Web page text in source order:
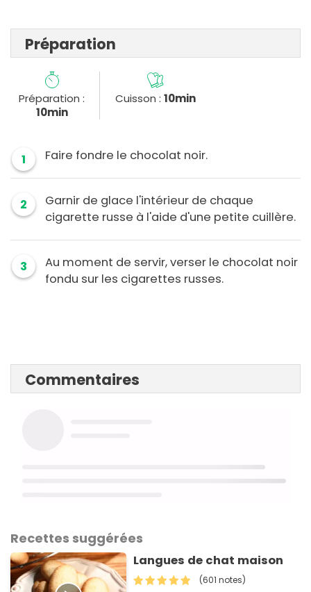
Préparation
Préparation :
10min
Cuisson : 10min
1 Faire fondre le chocolat noir.
2
Garnir de glace l'intérieur de chaque
cigarette russe à l'aide d'une petite cuillère.
3
Au moment de servir, verser le chocolat noir
fondu sur les cigarettes russes.
Commentaires
Recettes suggérées
Langues de chat maison
(601 notes)